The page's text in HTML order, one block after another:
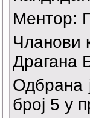
Ментор:
Чланови
Драгана
Одбрана
број 5 у